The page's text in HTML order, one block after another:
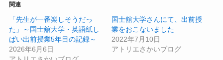
関連
「先生が一番楽しそうだっ
た」～国士舘大学・英語紙し
ばい出前授業5年目の記録～
2026年6月6日
国士舘大学さんにて、出前授
業をおこないました
2022年7月10日
アトリエさかいブログ